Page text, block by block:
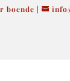
boende |